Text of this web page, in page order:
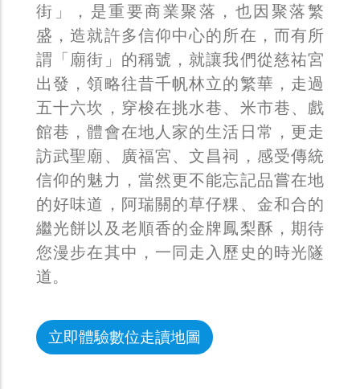
街」，是重要商業聚落，也因聚落繁
盛，造就許多信仰中心的所在，而有所
謂「廟街」的稱號，就讓我們從慈祐宮
出發，領略往昔千帆林立的繁華，走過
五十六坎，穿梭在挑水巷、米市巷、戲
館巷，體會在地人家的生活日常，更走
訪武聖廟、廣福宮、文昌祠，感受傳統
信仰的魅力，當然更不能忘記品嘗在地
的好味道，阿瑞關的草仔粿、金和合的
繼光餅以及老順香的金牌鳳梨酥，期待
您漫步在其中，一同走入歷史的時光隧
道。
立即體驗數位走讀地圖